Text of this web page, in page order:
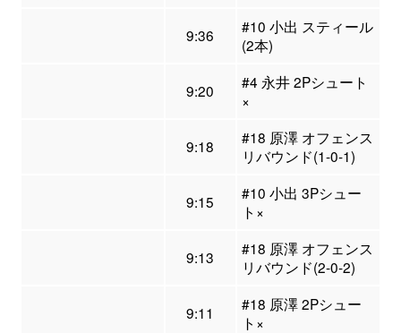
9:36
#10 小出 スティール
(2本)
9:20
#4 永井 2Pシュート
×
9:18
#18 原澤 オフェンス
リバウンド(1-0-1)
9:15
#10 小出 3Pシュー
ト×
9:13
#18 原澤 オフェンス
リバウンド(2-0-2)
9:11
#18 原澤 2Pシュー
ト×